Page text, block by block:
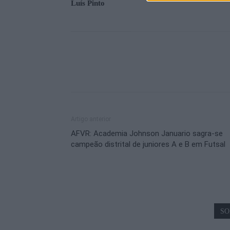
Luís Pinto
AFVR: Academia Johnson Januario sagra-se
campeão distrital de juniores A e B em Futsal